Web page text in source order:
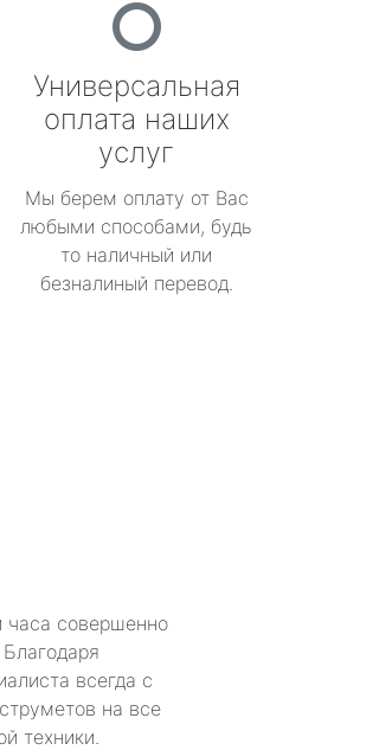
Универсальная
оплата наших
услуг
Мы берем оплату от Вас
любыми способами, будь
то наличный или
безналиный перевод.
часа совершенно
всегда с
на все
техники.